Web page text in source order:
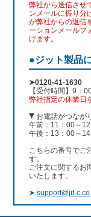
弊社から送信させ
ンメールに振り分
が弊社からの返信
ーションメールフ
げます。
●ジット製品
➤0120-41-1630
【受付時間】9：
弊社指定の休業日
お電話がつなが
午前：11：00～
午後：13：00～
こちらの番号でご
す。
ご注文に関するお
いたします。
➤support@jit-